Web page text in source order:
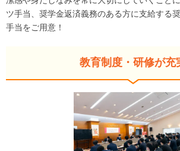
ツ手当、奨学金返済義務のある方に支給する
手当をご用意！
教育制度・研修が充